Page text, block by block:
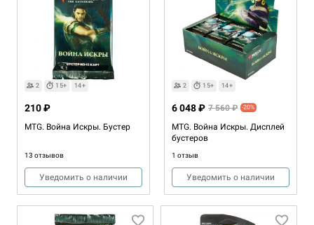
2 15+ 14+
MTG. Война Искры. Бустер
13 отзывов
210 ₽
Уведомить о наличии
2 15+ 14+
MTG. Война Искры. Дисплей
бустеров
1 отзыв
6 048 ₽ 7 560 ₽ -20%
Уведомить о наличии